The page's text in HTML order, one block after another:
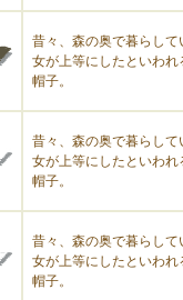
昔々、森の奥で暮らして
女が上等にしたといわれ
帽子。
昔々、森の奥で暮らして
女が上等にしたといわれ
帽子。
昔々、森の奥で暮らして
女が上等にしたといわれ
帽子。